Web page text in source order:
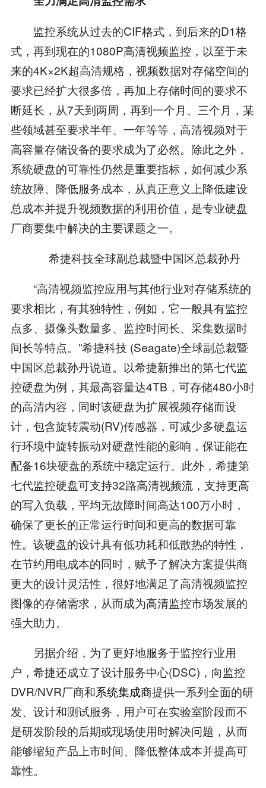
监控系统从过去的CIF格式，到后来的D1格
式，再到现在的1080P高清视频监控，以至于未
来的4K×2K超高清规格，视频数据对存储空间的
要求已经扩大很多倍，再加上存储时间的要求不
断延长，从7天到两周，再到一个月、三个月，某
些领域甚至要求半年、一年等等，高清视频对于
高容量存储设备的要求成为了必然。除此之外，
系统硬盘的可靠性仍然是重要指标，如何减少系
统故障、降低服务成本，从真正意义上降低建设
总成本并提升视频数据的利用价值，是专业硬盘
厂商要集中解决的主要课题之一。
希捷科技全球副总裁暨中国区总裁孙丹
“高清视频监控应用与其他行业对存储系统的
要求相比，有其独特性，例如，它一般具有监控
点多、摄像头数量多、监控时间长、采集数据时
间长等特点。”希捷科技 (Seagate)全球副总裁暨
中国区总裁孙丹说道。以希捷新推出的第七代监
控硬盘为例，其最高容量达4TB，可存储480小时
的高清内容，同时该硬盘为扩展视频存储而设
计，包含旋转震动(RV)传感器，可减少多硬盘运
行环境中旋转振动对硬盘性能的影响，保证能在
配备16块硬盘的系统中稳定运行。此外，希捷第
七代监控硬盘可支持32路高清视频流，支持更高
的写入负载，平均无故障时间高达100万小时，
确保了更长的正常运行时间和更高的数据可靠
性。该硬盘的设计具有低功耗和低散热的特性，
在节约用电成本的同时，赋予了解决方案提供商
更大的设计灵活性，很好地满足了高清视频监控
图像的存储需求，从而成为高清监控市场发展的
强大助力。
另据介绍，为了更好地服务于监控行业用
户，希捷还成立了设计服务中心(DSC)，向监控
DVR/NVR厂商和系统集成商提供一系列全面的研
发、设计和测试服务，用户可在实验室阶段而不
是研发阶段的后期或现场使用时解决问题，从而
能够缩短产品上市时间、降低整体成本并提高可
靠性。